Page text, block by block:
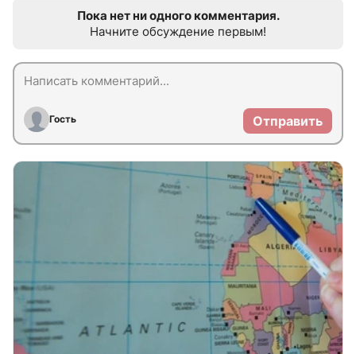
Пока нет ни одного комментария.
Начните обсуждение первым!
Гость Отправить